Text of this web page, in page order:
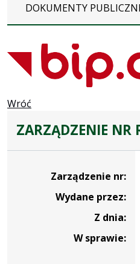
DOKUMENTY
Wróć
ZARZĄDZENIE
Zarządzenie nr:
Wydane przez:
Z dnia:
W sprawie: